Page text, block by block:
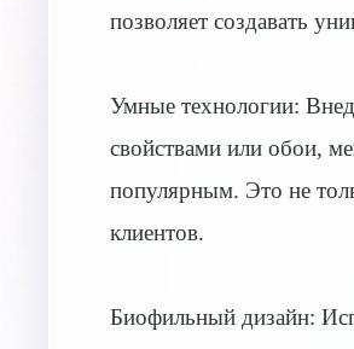
позволяет создавать
Умные технологии:
свойствами или обои,
популярным. Это не
клиентов.
Биофильный дизайн: